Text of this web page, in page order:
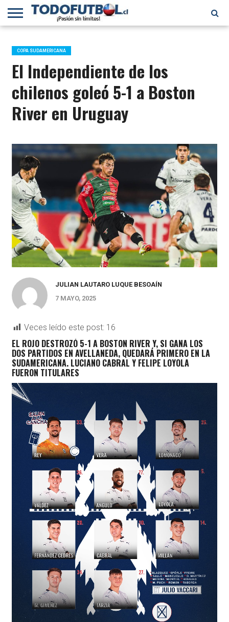
PRIMERA
B
SELECCIÓN
CHILENA
CHILENOS
EN EL
MUNDO
FÚTBOL
INTERNACIONAL
COPA SUDAMERICANA
El Independiente de los
chilenos goleó 5-1 a Boston
River en Uruguay
JULIAN LAUTARO LUQUE BESOAÍN
7 MAYO, 2025
Veces leído este post: 16
EL ROJO DESTROZÓ 5-1 A BOSTON RIVER Y, SI GANA LOS
DOS PARTIDOS EN AVELLANEDA, QUEDARÁ PRIMERO EN LA
SUDAMERICANA. LUCIANO CABRAL Y FELIPE LOYOLA
FUERON TITULARES